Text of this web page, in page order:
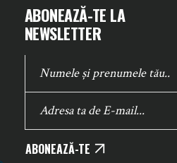
ABONEAZĂ-TE LA
NEWSLETTER
ABONEAZĂ-TE